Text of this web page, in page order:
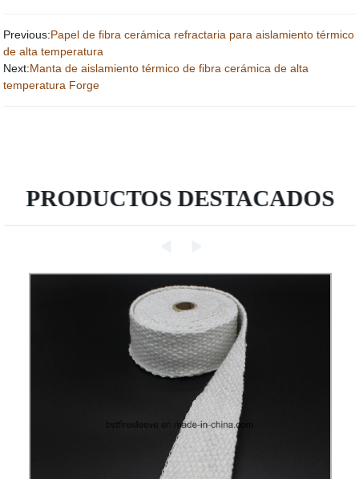
Previous:Papel de fibra cerámica refractaria para aislamiento térmico
de alta temperatura
Next:Manta de aislamiento térmico de fibra cerámica de alta
temperatura Forge
PRODUCTOS DESTACADOS